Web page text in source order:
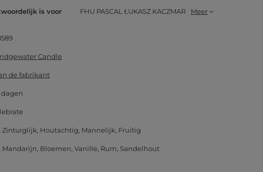
is voor
FHU PASCAL ŁUKASZ KACZMAR Meer
Candle
de fabrikant
dagen
Zintuiglijk Houtachtig Mannelijk Fruitig
Mandarijn Bloemen Vanille Rum Sandelhout